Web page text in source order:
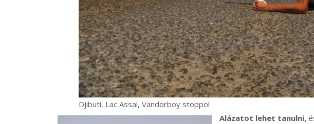
DJibuti, Lac Assal, Vandorboy stoppol
Alázatot lehet tanulni,